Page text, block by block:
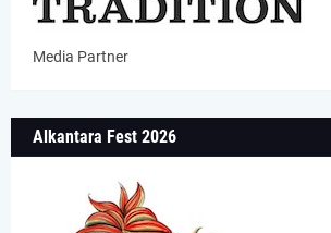
Media Partner
Alkantara Fest 2026